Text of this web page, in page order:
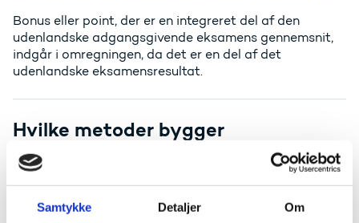
Samtykke Detaljer Om
Bonus eller point, der er en integreret del af den
udenlandske adgangsgivende eksamens gennemsnit,
indgår i omregningen, da det er en del af det
udenlandske eksamensresultat.
Hvilke metoder bygger
omregningstabellerne på?